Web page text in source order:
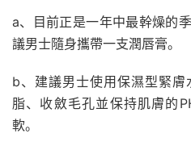
a、目前正是一年中最幹燥的
議男士隨身攜帶一支潤唇膏。
b、建議男士使用保濕型緊
脂、收斂毛孔並保持肌膚的
軟。